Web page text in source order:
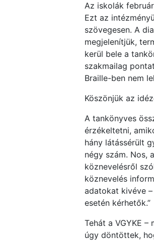
Az iskolák
Ezt az
szövegesen. A
megjelenítjük,
kerül bele a
szakmailag
Braille-ben nem
Köszönjük az
A tankönyves
érzékeltetni,
hány látássérült
négy szám. Nos,
köznevelésről
köznevelés
adatokat kivéve
esetén kérhetők.”
Tehát a VGYKE
úgy döntöttek,